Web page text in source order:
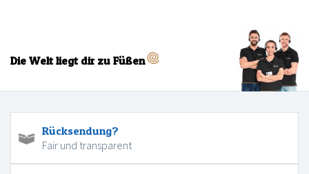
Die Welt liegt dir zu Füßen
Rücksendung?
Fair und transparent